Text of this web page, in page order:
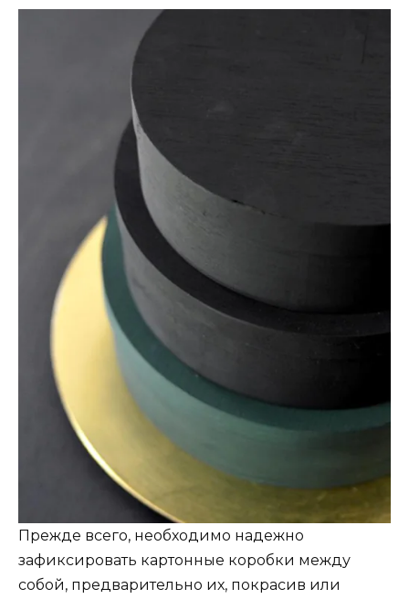
Прежде всего, необходимо надежно
зафиксировать картонные коробки между
собой, предварительно их, покрасив или